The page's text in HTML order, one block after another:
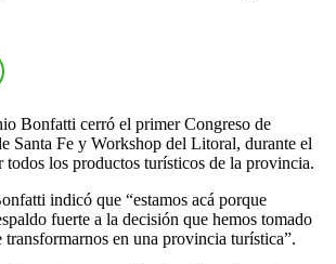
Bonfatti cerró el primer Congreso de
Santa Fe y Workshop del Litoral, durante el
todos los productos turísticos de la provincia.
indicó que “estamos acá porque
fuerte a la decisión que hemos tomado
transformarnos en una provincia turística”.